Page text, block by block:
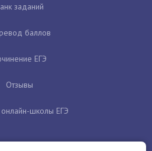
заданий
баллов
ЕГЭ
Отзывы
школы ЕГЭ